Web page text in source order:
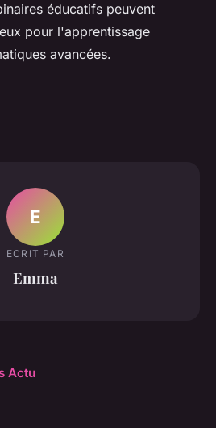
éducatifs peuvent
pour l'apprentissage
avancées.
E
ECRIT PAR
Emma
Actu